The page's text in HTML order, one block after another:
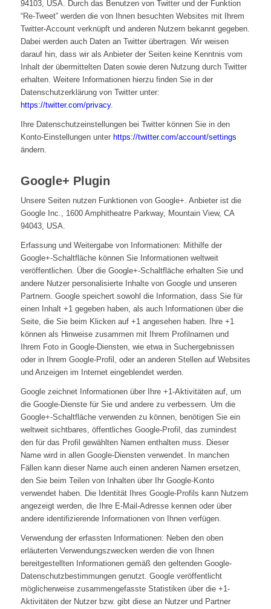
94103, USA. Durch das Benutzen von Twitter und der Funktion
“Re-Tweet” werden die von Ihnen besuchten Websites mit Ihrem
Twitter-Account verknüpft und anderen Nutzern bekannt gegeben.
Dabei werden auch Daten an Twitter übertragen. Wir weisen
darauf hin, dass wir als Anbieter der Seiten keine Kenntnis vom
Inhalt der übermittelten Daten sowie deren Nutzung durch Twitter
erhalten. Weitere Informationen hierzu finden Sie in der
Datenschutzerklärung von Twitter unter:
https://twitter.com/privacy.
Ihre Datenschutzeinstellungen bei Twitter können Sie in den
Konto-Einstellungen unter https://twitter.com/account/settings
ändern.
Google+ Plugin
Unsere Seiten nutzen Funktionen von Google+. Anbieter ist die
Google Inc., 1600 Amphitheatre Parkway, Mountain View, CA
94043, USA.
Erfassung und Weitergabe von Informationen: Mithilfe der
Google+-Schaltfläche können Sie Informationen weltweit
veröffentlichen. Über die Google+-Schaltfläche erhalten Sie und
andere Nutzer personalisierte Inhalte von Google und unseren
Partnern. Google speichert sowohl die Information, dass Sie für
einen Inhalt +1 gegeben haben, als auch Informationen über die
Seite, die Sie beim Klicken auf +1 angesehen haben. Ihre +1
können als Hinweise zusammen mit Ihrem Profilnamen und
Ihrem Foto in Google-Diensten, wie etwa in Suchergebnissen
oder in Ihrem Google-Profil, oder an anderen Stellen auf Websites
und Anzeigen im Internet eingeblendet werden.
Google zeichnet Informationen über Ihre +1-Aktivitäten auf, um
die Google-Dienste für Sie und andere zu verbessern. Um die
Google+-Schaltfläche verwenden zu können, benötigen Sie ein
weltweit sichtbares, öffentliches Google-Profil, das zumindest
den für das Profil gewählten Namen enthalten muss. Dieser
Name wird in allen Google-Diensten verwendet. In manchen
Fällen kann dieser Name auch einen anderen Namen ersetzen,
den Sie beim Teilen von Inhalten über Ihr Google-Konto
verwendet haben. Die Identität Ihres Google-Profils kann Nutzern
angezeigt werden, die Ihre E-Mail-Adresse kennen oder über
andere identifizierende Informationen von Ihnen verfügen.
Verwendung der erfassten Informationen: Neben den oben
erläuterten Verwendungszwecken werden die von Ihnen
bereitgestellten Informationen gemäß den geltenden Google-
Datenschutzbestimmungen genutzt. Google veröffentlicht
möglicherweise zusammengefasste Statistiken über die +1-
Aktivitäten der Nutzer bzw. gibt diese an Nutzer und Partner